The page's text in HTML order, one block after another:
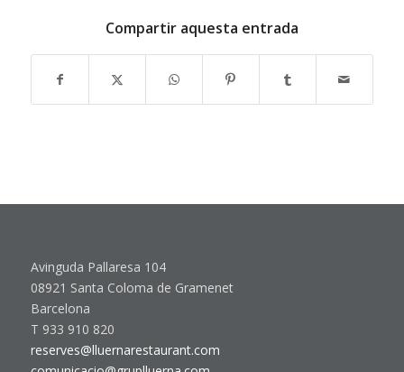
Compartir aquesta entrada
Avinguda Pallaresa 104
08921 Santa Coloma de Gramenet
Barcelona
T 933 910 820
reserves@lluernarestaurant.com